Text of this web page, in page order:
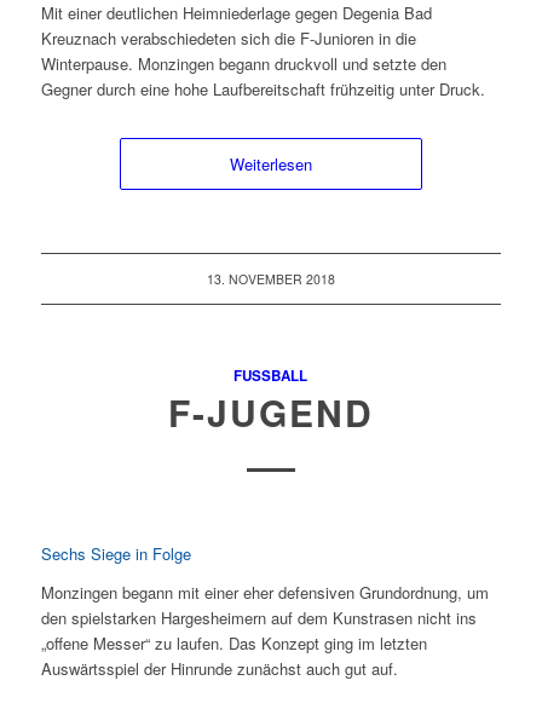
Mit einer deutlichen Heimniederlage gegen Degenia Bad
Kreuznach verabschiedeten sich die F-Junioren in die
Winterpause. Monzingen begann druckvoll und setzte den
Gegner durch eine hohe Laufbereitschaft frühzeitig unter Druck.
Weiterlesen
13. NOVEMBER 2018
FUSSBALL
F-JUGEND
Sechs Siege in Folge
Monzingen begann mit einer eher defensiven Grundordnung, um
den spielstarken Hargesheimern auf dem Kunstrasen nicht ins
„offene Messer“ zu laufen. Das Konzept ging im letzten
Auswärtsspiel der Hinrunde zunächst auch gut auf.